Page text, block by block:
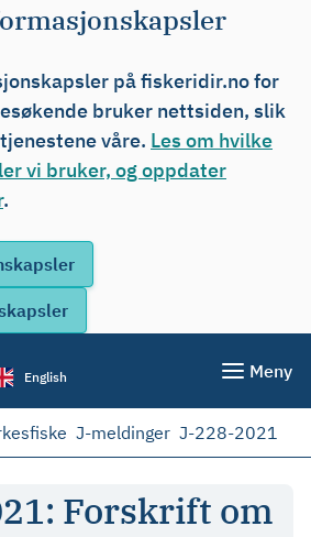
på fiskeridir.no for
bruker nettsiden, slik
våre. Les om hvilke
vi bruker, og oppdater
.
English Meny
J-meldinger J-228-2021
Forskrift om